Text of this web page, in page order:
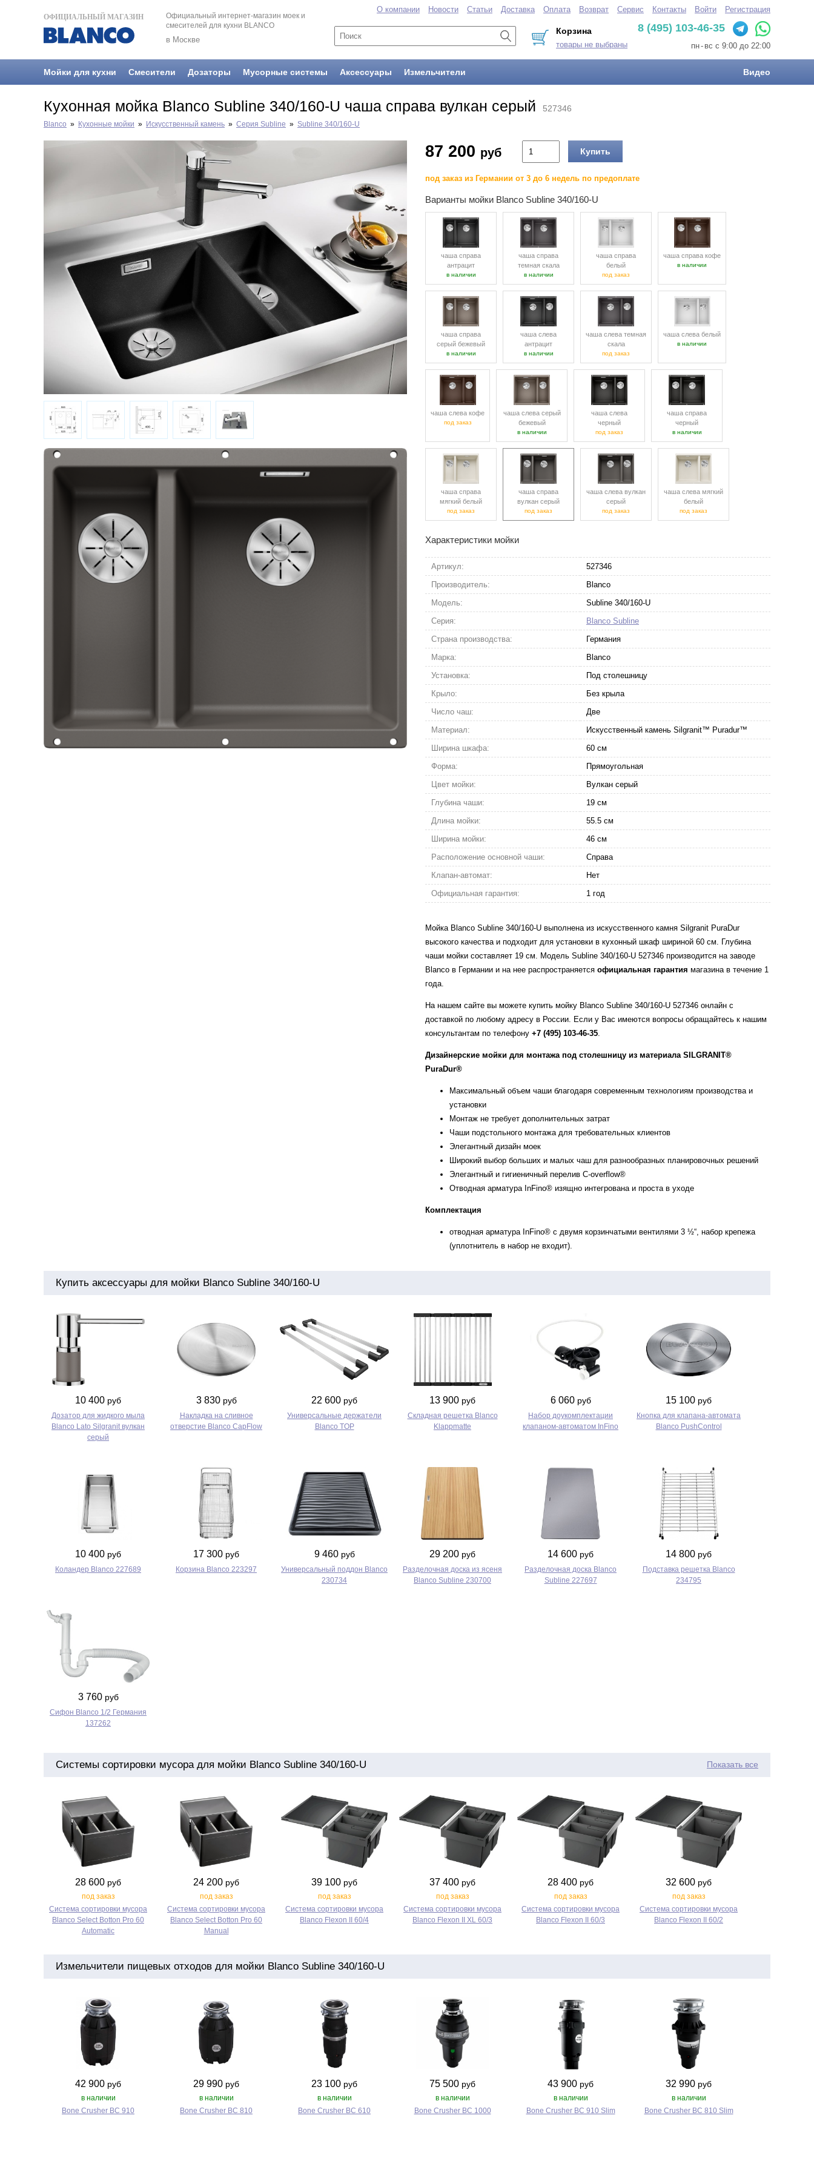
ОФИЦИАЛЬНЫЙ МАГАЗИН
Официальный интернет-магазин моек и
смесителей для кухни BLANCO
в Москве
8 (495) 103-46-35
пн- вс с 9:00 до 22:00
Корзина
товары не выбраны
Мойки для кухни Смесители Дозаторы Мусорные системы Аксессуары Измельчители Видео
О компании Новости Статьи Доставка Оплата Возврат Сервис Контакты Войти Регистрация
Кухонная мойка Blanco Subline 340/160-U чаша справа вулкан серый 527346
Blanco » Кухонные мойки » Искусственный камень » Серия Subline » Subline 340/160-U
87 200 руб Купить
под заказ из Германии от 3 до 6 недель по предоплате
Варианты мойки Blanco Subline 340/160-U
чаша справа
антрацит
в наличии
чаша справа
темная скала
в наличии
чаша справа
белый
под заказ
чаша справа кофе
в наличии
чаша справа
серый бежевый
в наличии
чаша слева
антрацит
в наличии
чаша слева темная
скала
под заказ
чаша слева белый
в наличии
чаша слева кофе
под заказ
чаша слева серый
бежевый
в наличии
чаша слева
черный
под заказ
чаша справа
черный
в наличии
чаша справа
мягкий белый
под заказ
чаша справа
вулкан серый
под заказ
чаша слева вулкан
серый
под заказ
чаша слева мягкий
белый
под заказ
Характеристики мойки
Артикул:
527346
Производитель:
Blanco
Модель:
Subline 340/160-U
Серия:
Blanco Subline
Страна производства:
Германия
Марка:
Blanco
Установка:
Под столешницу
Крыло:
Без крыла
Число чаш:
Две
Материал:
Искусственный камень Silgranit™ Puradur™
Ширина шкафа:
60 см
Форма:
Прямоугольная
Цвет мойки:
Вулкан серый
Глубина чаши:
19 см
Длина мойки:
55.5 см
Ширина мойки:
46 см
Расположение основной чаши:
Справа
Клапан-автомат:
Нет
Официальная гарантия:
1 год
Мойка Blanco Subline 340/160-U выполнена из искусственного камня Silgranit PuraDur
высокого качества и подходит для установки в кухонный шкаф шириной 60 см. Глубина
чаши мойки составляет 19 см. Модель Subline 340/160-U 527346 производится на заводе
Blanco в Германии и на нее распространяется официальная гарантия магазина в течение 1
года.
На нашем сайте вы можете купить мойку Blanco Subline 340/160-U 527346 онлайн с
доставкой по любому адресу в России. Если у Вас имеются вопросы обращайтесь к нашим
консультантам по телефону +7 (495) 103-46-35
Дизайнерские мойки для монтажа под столешницу из материала SILGRANIT®
PuraDur®
Максимальный объем чаши благодаря современным технологиям производства и
установки
Монтаж не требует дополнительных затрат
Чаши подстольного монтажа для требовательных клиентов
Элегантный дизайн моек
Широкий выбор больших и малых чаш для разнообразных планировочных решений
Элегантный и гигиеничный перелив C-overflow®
Отводная арматура InFino® изящно интегрована и проста в уходе
Комплектация
отводная арматура InFino® с двумя корзинчатыми вентилями 3 ½“, набор крепежа
(уплотнитель в набор не входит).
Купить аксессуары для мойки Blanco Subline 340/160-U
10 400 руб
Дозатор для жидкого мыла
Blanco Lato Silgranit вулкан
серый
3 830 руб
Накладка на сливное
отверстие Blanco CapFlow
22 600 руб
Универсальные держатели
Blanco TOP
13 900 руб
Складная решетка Blanco
Klappmatte
6 060 руб
Набор доукомплектации
клапаном-автоматом InFino
15 100 руб
Кнопка для клапана-автомата
Blanco PushControl
10 400 руб
Коландер Blanco 227689
17 300 руб
Корзина Blanco 223297
9 460 руб
Универсальный поддон Blanco
230734
29 200 руб
Разделочная доска из ясеня
Blanco Subline 230700
14 600 руб
Разделочная доска Blanco
Subline 227697
14 800 руб
Подставка решетка Blanco
234795
3 760 руб
Сифон Blanco 1/2 Германия
137262
Системы сортировки мусора для мойки Blanco Subline 340/160-U Показать все
28 600 руб
под заказ
Система сортировки мусора
Blanco Select Botton Pro 60
Automatic
24 200 руб
под заказ
Система сортировки мусора
Blanco Select Botton Pro 60
Manual
39 100 руб
под заказ
Система сортировки мусора
Blanco Flexon II 60/4
37 400 руб
под заказ
Система сортировки мусора
Blanco Flexon II XL 60/3
28 400 руб
под заказ
Система сортировки мусора
Blanco Flexon II 60/3
32 600 руб
под заказ
Система сортировки мусора
Blanco Flexon II 60/2
Измельчители пищевых отходов для мойки Blanco Subline 340/160-U
42 900 руб
в наличии
Bone Crusher BC 910
29 990 руб
в наличии
Bone Crusher BC 810
23 100 руб
в наличии
Bone Crusher BC 610
75 500 руб
в наличии
Bone Crusher BC 1000
43 900 руб
в наличии
Bone Crusher BC 910 Slim
32 990 руб
в наличии
Bone Crusher BC 810 Slim